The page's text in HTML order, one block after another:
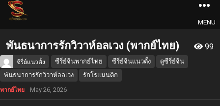
MENU
พันธนาการรักวิวาห์อลเวง (พากย์ไทย) 99
ซีรี่ย์แนวตั้ง ซีรี่ย์จีนพากย์ไทย ซีรี่ย์จีนแนวตั้ง
ดูซีรี่ย์จีน
พันธนาการรักวิวาห์อลเวง
รักโรแมนติก
พากย์ไทย May 26, 2026